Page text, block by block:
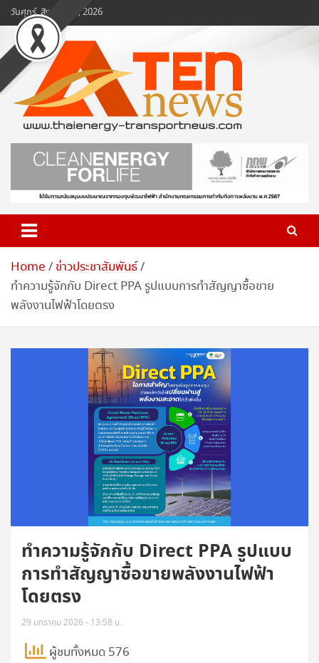
Skip
to
content
วันศุกร์, สิงหาคม 7, 2026
www.ten-news.com
ข่าวพลังงานและคมนาคม
Home
ข่าวประชาสัมพันธ์
ทำความรู้จักกับ Direct PPA รูปแบบการทำสัญญาซื้อขาย
พลังงานไฟฟ้าโดยตรง
ทำความรู้จักกับ Direct PPA รูปแบบ
การทำสัญญาซื้อขายพลังงานไฟฟ้า
โดยตรง
29 มกราคม 2026 - 13:58 น.
ผู้ชมทั้งหมด 576